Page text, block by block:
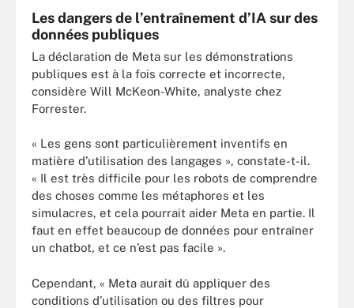
Les dangers de l’entraînement d’IA sur des
données publiques
La déclaration de Meta sur les démonstrations
publiques est à la fois correcte et incorrecte,
considère Will McKeon-White, analyste chez
Forrester.
« Les gens sont particulièrement inventifs en
matière d’utilisation des langages », constate-t-il.
« Il est très difficile pour les robots de comprendre
des choses comme les métaphores et les
simulacres, et cela pourrait aider Meta en partie. Il
faut en effet beaucoup de données pour entraîner
un chatbot, et ce n’est pas facile ».
Cependant, « Meta aurait dû appliquer des
conditions d’utilisation ou des filtres pour